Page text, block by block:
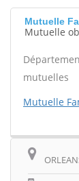
Mutuelle
Mutuelle
mutuelles
Mutuelle